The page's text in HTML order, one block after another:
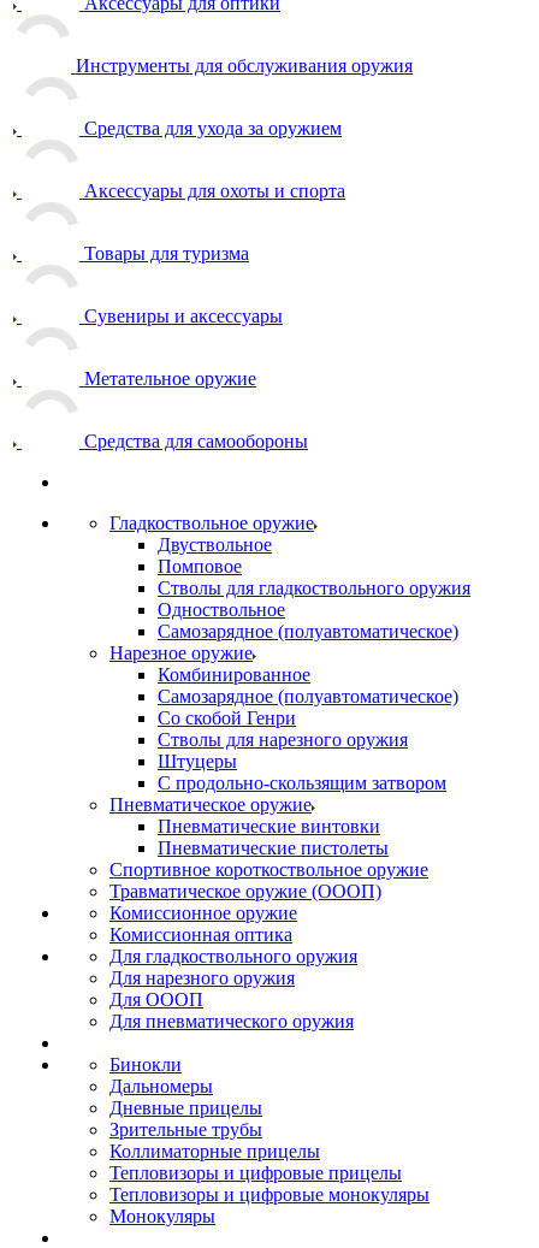
Инструменты для обслуживания оружия
Средства для ухода за оружием
Аксессуары для охоты и спорта
Товары для туризма
Сувениры и аксессуары
Метательное оружие
Средства для самообороны
Гладкоствольное оружие
Двуствольное
Помповое
Стволы для гладкоствольного оружия
Одноствольное
Самозарядное (полуавтоматическое)
Нарезное оружие
Комбинированное
Самозарядное (полуавтоматическое)
Со скобой Генри
Стволы для нарезного оружия
Штуцеры
С продольно-скользящим затвором
Пневматическое оружие
Пневматические винтовки
Пневматические пистолеты
Спортивное короткоствольное оружие
Травматическое оружие (ОООП)
Комиссионное оружие
Комиссионная оптика
Для гладкоствольного оружия
Для нарезного оружия
Для ОООП
Для пневматического оружия
Бинокли
Дальномеры
Дневные прицелы
Зрительные трубы
Коллиматорные прицелы
Тепловизоры и цифровые прицелы
Тепловизоры и цифровые монокуляры
Монокуляры